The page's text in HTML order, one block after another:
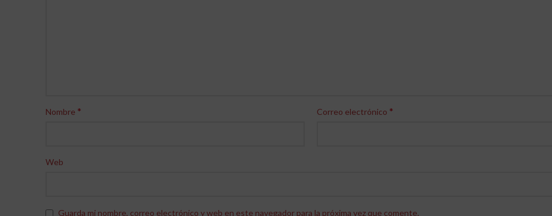
Nombre * Correo electrónico *
Web
Guarda mi nombre, correo electrónico y web en este navegador para la próxima vez que comente.